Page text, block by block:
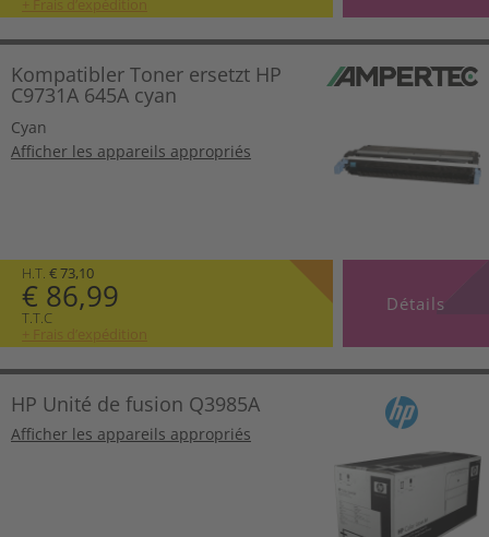
+ Frais d’expédition
Kompatibler Toner ersetzt HP
C9731A 645A cyan
Cyan
Afficher les appareils appropriés
H.T. € 73,10
€ 86,99
T.T.C
+ Frais d’expédition
Détails
HP Unité de fusion Q3985A
Afficher les appareils appropriés